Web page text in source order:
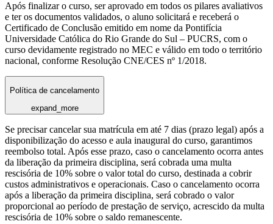
Após finalizar o curso, ser aprovado em todos os pilares avaliativos
e ter os documentos validados, o aluno solicitará e receberá o
Certificado de Conclusão emitido em nome da Pontifícia
Universidade Católica do Rio Grande do Sul – PUCRS, com o
curso devidamente registrado no MEC e válido em todo o território
nacional, conforme Resolução CNE/CES nº 1/2018.
Política de cancelamento
expand_more
Se precisar cancelar sua matrícula em até 7 dias (prazo legal) após a
disponibilização do acesso e aula inaugural do curso, garantimos
reembolso total. Após esse prazo, caso o cancelamento ocorra antes
da liberação da primeira disciplina, será cobrada uma multa
rescisória de 10% sobre o valor total do curso, destinada a cobrir
custos administrativos e operacionais. Caso o cancelamento ocorra
após a liberação da primeira disciplina, será cobrado o valor
proporcional ao período de prestação de serviço, acrescido da multa
rescisória de 10% sobre o saldo remanescente.